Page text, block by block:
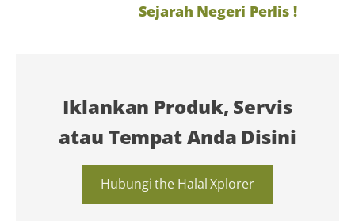
Iklankan Produk, Servis
atau Tempat Anda Disini
Hubungi the Halal Xplorer
Sejarah Negeri Perlis !